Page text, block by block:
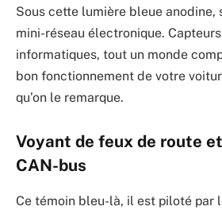
Sous cette lumière bleue anodine,
mini-réseau électronique.
informatiques, tout un monde
bon fonctionnement de votre
qu’on le remarque.
Voyant de feux de route
CAN-bus
Ce témoin bleu-là, il est piloté par